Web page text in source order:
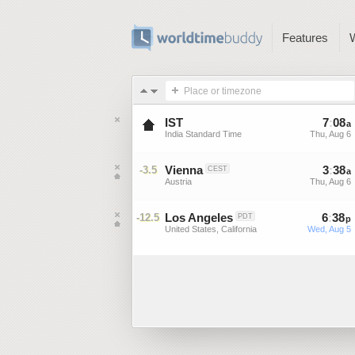
Features
Place or timezone
IST
India Standard Time
7:08a
Thu, Aug 6
-3.5 Vienna CEST
Austria
3:38a
Thu, Aug 6
-12.5 Los Angeles PDT
United States, California
6:38p
Wed, Aug 5